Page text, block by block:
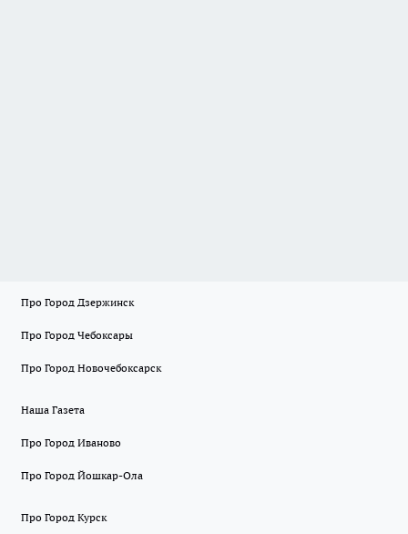
Про Город Дзержинск
Про Город Чебоксары
Про Город Новочебоксарск
Наша Газета
Про Город Иваново
Про Город Йошкар-Ола
Про Город Курск